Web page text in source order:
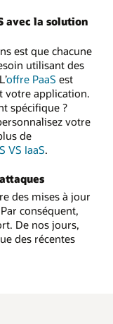
avec la solution
est que chacune
utilisant des
offre PaaS est
votre application.
spécifique ?
votre
de
VS IaaS.
des mises à jour
conséquent,
De nos jours,
des récentes